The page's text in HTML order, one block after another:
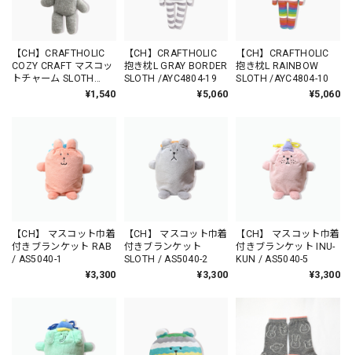
【CH】CRAFTHOLIC
COZY CRAFT マスコッ
トチャーム SLOTH
¥1,540
【CH】CRAFTHOLIC
抱き枕L GRAY BORDER
SLOTH /AYC4804-19
¥5,060
【CH】CRAFTHOLIC
抱き枕L RAINBOW
SLOTH /AYC4804-10
¥5,060
【CH】 マスコット巾着
付きブランケット RAB
/ AS5040-1
¥3,300
【CH】 マスコット巾着
付きブランケット
SLOTH / AS5040-2
¥3,300
【CH】 マスコット巾着
付きブランケット INU-
KUN / AS5040-5
¥3,300